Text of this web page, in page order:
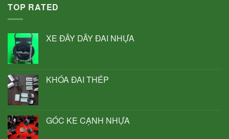
TOP RATED
XE ĐẨY DÂY ĐAI NHỰA
KHÓA ĐAI THÉP
GÓC KE CẠNH NHỰA